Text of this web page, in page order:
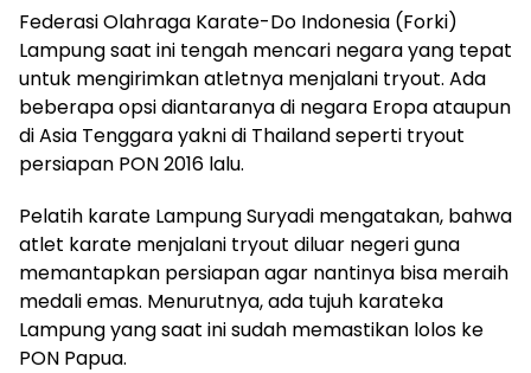
Federasi Olahraga Karate-Do Indonesia (Forki)
Lampung saat ini tengah mencari negara yang tepat
untuk mengirimkan atletnya menjalani tryout. Ada
beberapa opsi diantaranya di negara Eropa ataupun
di Asia Tenggara yakni di Thailand seperti tryout
persiapan PON 2016 lalu.
Pelatih karate Lampung Suryadi mengatakan, bahwa
atlet karate menjalani tryout diluar negeri guna
memantapkan persiapan agar nantinya bisa meraih
medali emas. Menurutnya, ada tujuh karateka
Lampung yang saat ini sudah memastikan lolos ke
PON Papua.